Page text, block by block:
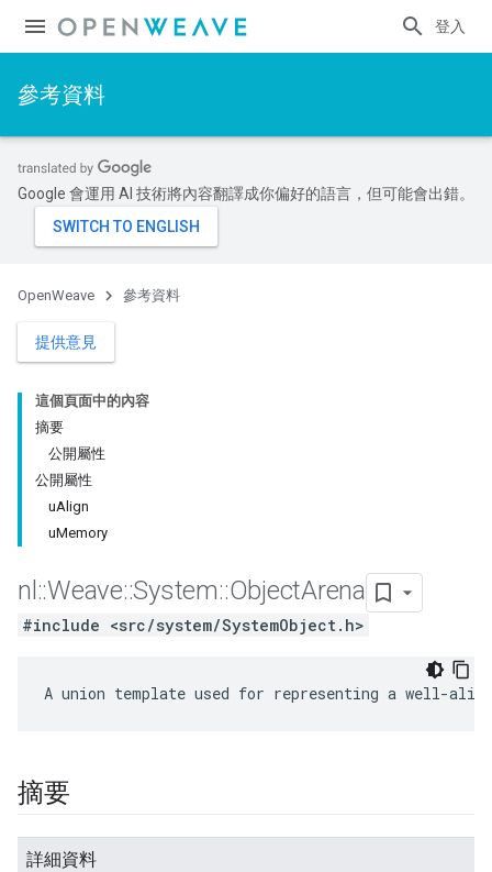
登入
參考資料
Google 會運用 AI 技術將內容翻譯成你偏好的語言，但可能會出錯。
OpenWeave 參考資料
提供意見
這個頁面中的內容
摘要
公開屬性
公開屬性
uAlign
uMemory
nl ::Weave::System::ObjectArena
#include <src/system/SystemObject.h>
A union template used for representing a well-
摘要
詳細資料